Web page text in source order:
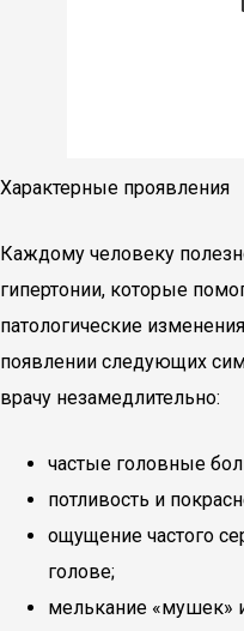
Характерные проявления
Каждому человеку
гипертонии, которые
патологические
появлении следующих
врачу незамедлительно:
частые головные
потливость и
ощущение частого
голове;
мелькание «мушек»